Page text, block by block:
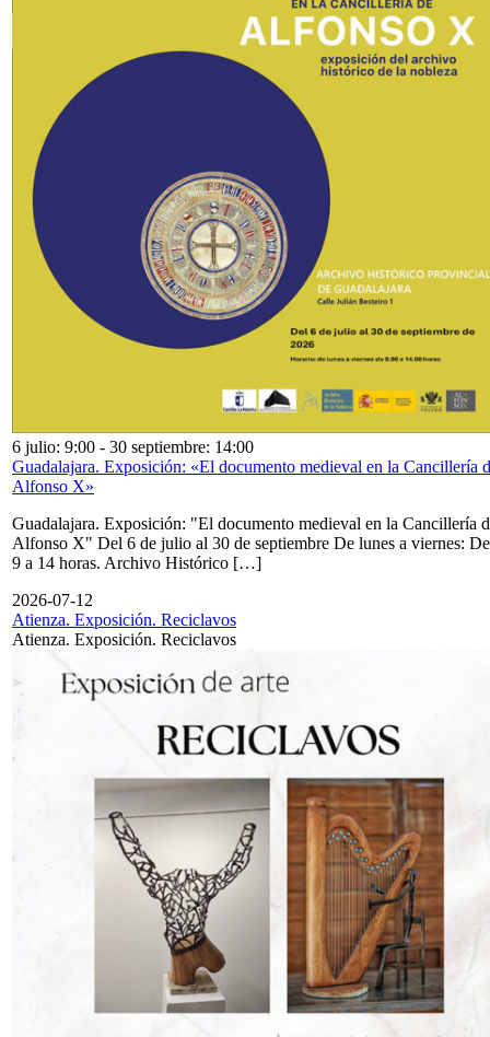
6 julio: 9:00 - 30 septiembre: 14:00
Guadalajara. Exposición: «El documento medieval en la Cancillería
Alfonso X»
Guadalajara. Exposición: "El documento medieval en la Cancillería
Alfonso X" Del 6 de julio al 30 de septiembre De lunes a viernes: De
9 a 14 horas. Archivo Histórico […]
2026-07-12
Atienza. Exposición. Reciclavos
Atienza. Exposición. Reciclavos